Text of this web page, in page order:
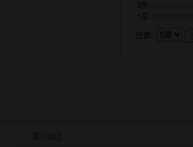
第138話